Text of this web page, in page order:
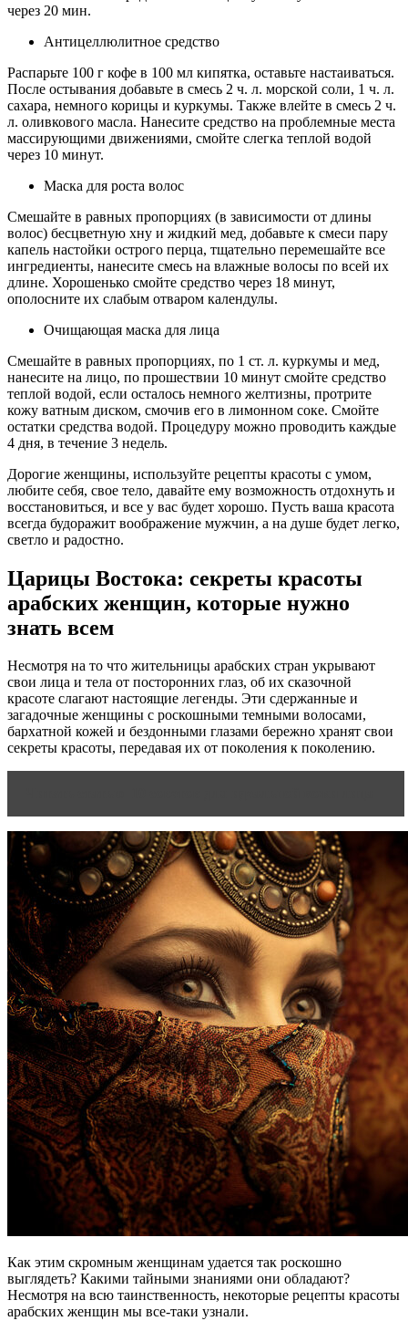
через 20 мин.
Антицеллюлитное средство
Распарьте 100 г кофе в 100 мл кипятка, оставьте настаиваться.
После остывания добавьте в смесь 2 ч. л. морской соли, 1 ч. л.
сахара, немного корицы и куркумы. Также влейте в смесь 2 ч.
л. оливкового масла. Нанесите средство на проблемные места
массирующими движениями, смойте слегка теплой водой
через 10 минут.
Маска для роста волос
Смешайте в равных пропорциях (в зависимости от длины
волос) бесцветную хну и жидкий мед, добавьте к смеси пару
капель настойки острого перца, тщательно перемешайте все
ингредиенты, нанесите смесь на влажные волосы по всей их
длине. Хорошенько смойте средство через 18 минут,
ополосните их слабым отваром календулы.
Очищающая маска для лица
Смешайте в равных пропорциях, по 1 ст. л. куркумы и мед,
нанесите на лицо, по прошествии 10 минут смойте средство
теплой водой, если осталось немного желтизны, протрите
кожу ватным диском, смочив его в лимонном соке. Смойте
остатки средства водой. Процедуру можно проводить каждые
4 дня, в течение 3 недель.
Дорогие женщины, используйте рецепты красоты с умом,
любите себя, свое тело, давайте ему возможность отдохнуть и
восстановиться, и все у вас будет хорошо. Пусть ваша красота
всегда будоражит воображение мужчин, а на душе будет легко,
светло и радостно.
Царицы Востока: секреты красоты
арабских женщин, которые нужно
знать всем
Несмотря на то что жительницы арабских стран укрывают
свои лица и тела от посторонних глаз, об их сказочной
красоте слагают настоящие легенды. Эти сдержанные и
загадочные женщины с роскошными темными волосами,
бархатной кожей и бездонными глазами бережно хранят свои
секреты красоты, передавая их от поколения к поколению.
Как этим скромным женщинам удается так роскошно
выглядеть? Какими тайными знаниями они обладают?
Несмотря на всю таинственность, некоторые рецепты красоты
арабских женщин мы все-таки узнали.